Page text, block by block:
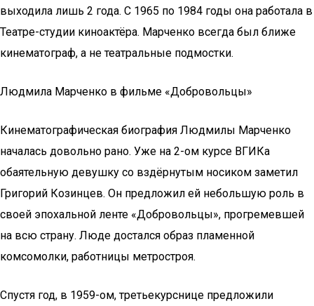
выходила лишь 2 года. С 1965 по 1984 годы она работала в
Театре-студии киноактёра. Марченко всегда был ближе
кинематограф, а не театральные подмостки.
Людмила Марченко в фильме «Добровольцы»
Кинематографическая биография Людмилы Марченко
началась довольно рано. Уже на 2-ом курсе ВГИКа
обаятельную девушку со вздёрнутым носиком заметил
Григорий Козинцев. Он предложил ей небольшую роль в
своей эпохальной ленте «Добровольцы», прогремевшей
на всю страну. Люде достался образ пламенной
комсомолки, работницы метростроя.
Спустя год, в 1959-ом, третьекурснице предложили